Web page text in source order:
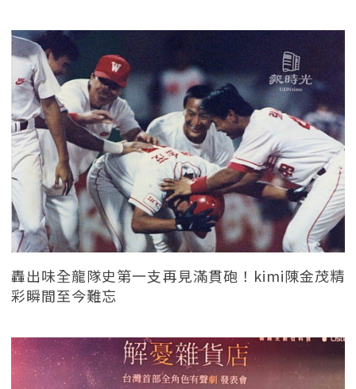
轟出味全龍隊史第一支再見滿貫砲！kimi陳金茂精
彩瞬間至今難忘